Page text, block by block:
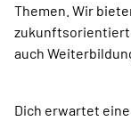
Themen. Wir
auch
Dich erwartet